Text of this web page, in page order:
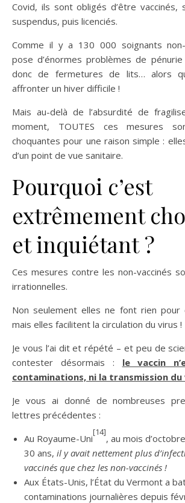
Covid, ils sont obligés d’être vaccinés,
suspendus, puis licenciés.
Comme il y a 130 000 soignants non-
pose d’énormes problèmes de
donc de fermetures de lits… alors
affronter un hiver difficile !
Mais au-delà de l’absurdité de
moment, TOUTES ces mesures
choquantes pour une raison simple :
d’un point de vue sanitaire.
Pourquoi c’est
extrêmement
et inquiétant ?
Ces mesures contre les non-vaccinés
irrationnelles.
Non seulement elles ne font rien pour
mais elles facilitent la circulation du virus !
Je vous l’ai dit et répété – et peu de
contester désormais : le vaccin
contaminations, ni la transmission du
Je vous ai donné de nombreuses
lettres précédentes :
Au Royaume-Uni
[14]
, au mois
30 ans, il y avait nettement plus
vaccinés que chez les non-vaccinés !
Aux États-Unis, l’État du Vermont a
contaminations journalières depuis